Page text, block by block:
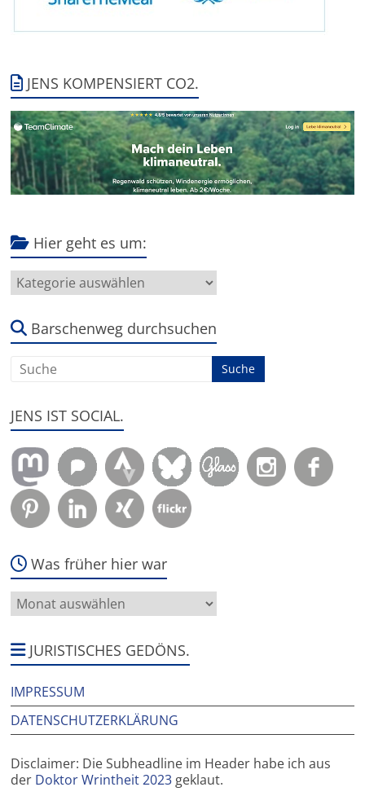
JENS KOMPENSIERT CO2.
Hier geht es um:
Hier
geht
um:Barschenweg durchsuchen
JENS IST SOCIAL.
Was früher hier war
Was
früher
warJURISTISCHES GEDÖNS.
IMPRESSUM
DATENSCHUTZERKLÄRUNG
Disclaimer: Die Subheadline im Header habe ich aus
der Doktor Wrintheit 2023 geklaut.